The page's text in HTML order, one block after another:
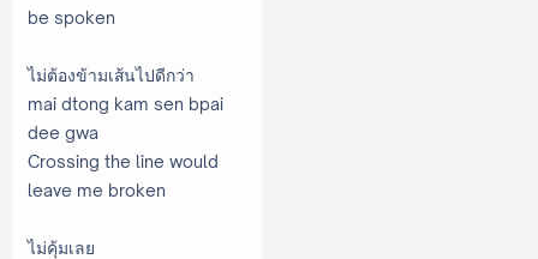
be spoken
ไม่ต้องข้ามเส้นไปดีกว่า
mai dtong kam sen bpai
dee gwa
Crossing the line would
leave me broken
ไม่คุ้มเลย